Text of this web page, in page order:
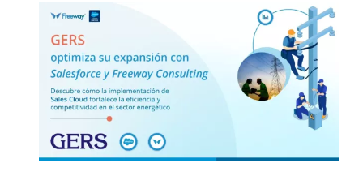
Ver
imagen
más
grande